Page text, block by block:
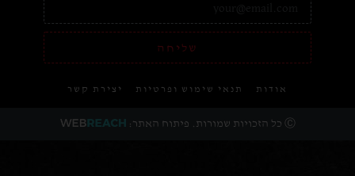
שליחה
אודות תנאי שימוש ופרטיות יצירת קשר
Ⓒ כל הזכויות שמורות. פיתוח האתר: